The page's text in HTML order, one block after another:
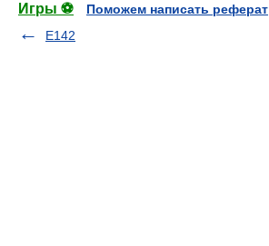
Игры ⚽
Поможем написать реферат
E142